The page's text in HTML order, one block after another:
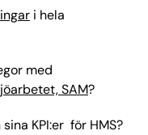
i hela
med
SAM?
KPI:er för HMS?